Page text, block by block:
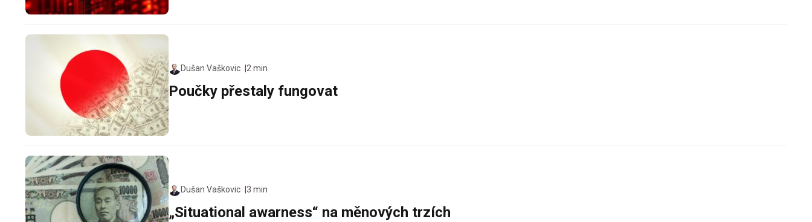
Dušan Vaškovic 2 min
Poučky přestaly fungovat
Dušan Vaškovic 3 min
„Situational awarness“ na měnových trzích